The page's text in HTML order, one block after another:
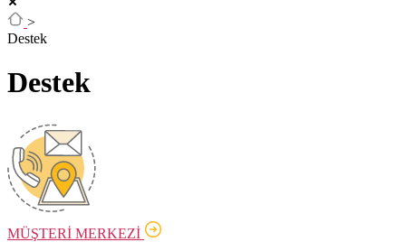
>
Destek
Destek
MÜŞTERİ MERKEZİ